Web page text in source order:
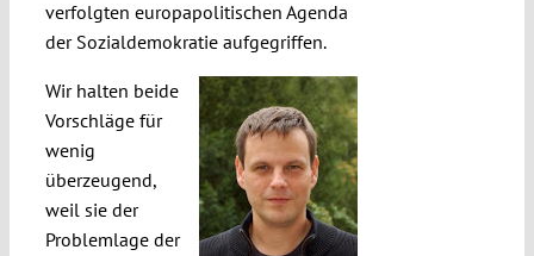
verfolgten europapolitischen Agenda
der Sozialdemokratie aufgegriffen.
Wir halten beide
Vorschläge für
wenig
überzeugend,
weil sie der
Problemlage der